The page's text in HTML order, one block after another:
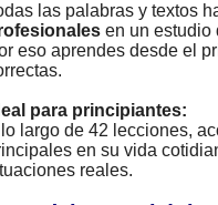
las palabras y textos
en un estudio
eso aprendes desde el
para principiantes:
largo de 42 lecciones,
en su vida
reales.